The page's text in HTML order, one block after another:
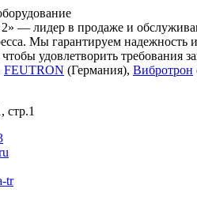
лидер в продаже и
Мы гарантируем надежность
удовлетворить требования
FEUTRON (Германия), Вибротрон
стр.1